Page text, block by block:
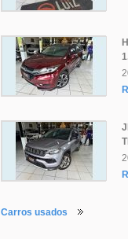
Carros usados